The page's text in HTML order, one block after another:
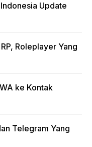
Update
Roleplayer Yang
ke Kontak
Telegram Yang